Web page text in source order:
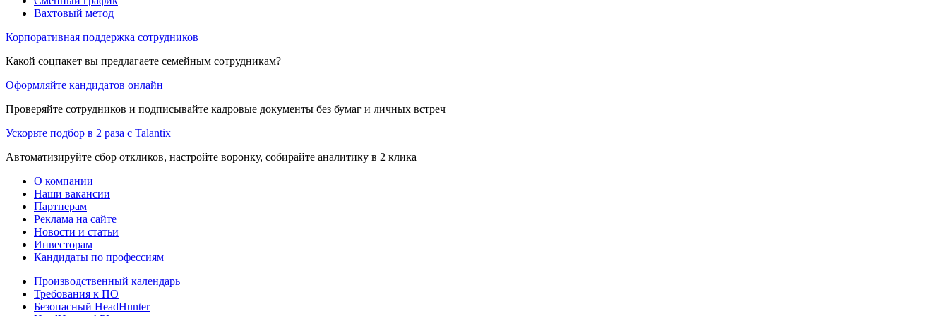
Вахтовый метод
Корпоративная поддержка сотрудников
Какой соцпакет вы предлагаете семейным сотрудникам?
Оформляйте кандидатов онлайн
Проверяйте сотрудников и подписывайте кадровые документы без бумаг и личных встреч
Ускорьте подбор в 2 раза с Talantix
Автоматизируйте сбор откликов, настройте воронку, собирайте аналитику в 2 клика
О компании
Наши вакансии
Партнерам
Реклама на сайте
Новости и статьи
Инвесторам
Кандидаты по профессиям
Производственный календарь
Требования к ПО
Безопасный HeadHunter